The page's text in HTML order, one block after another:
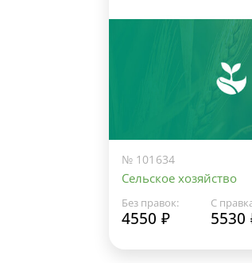
№ 101634
Сельское хозяйство
Без правок:
4550 ₽
С
5530